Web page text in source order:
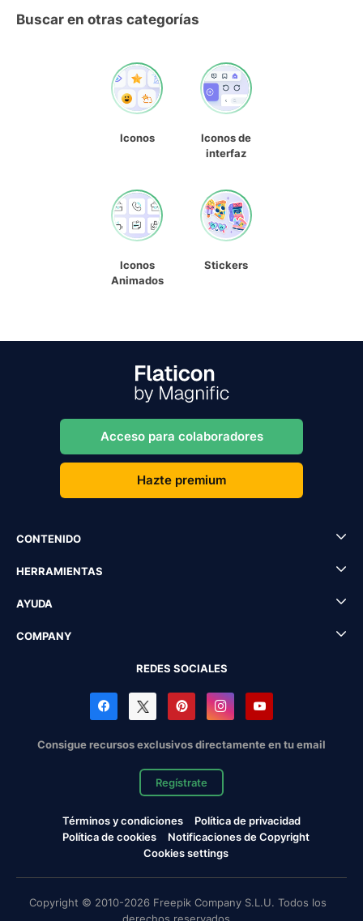
Buscar en otras categorías
Iconos
Iconos de
interfaz
Iconos
Animados
Stickers
Acceso para colaboradores
Hazte premium
CONTENIDO
HERRAMIENTAS
AYUDA
COMPANY
REDES SOCIALES
Consigue recursos exclusivos directamente en tu email
Regístrate
Términos y condiciones
Política de privacidad
Política de cookies
Notificaciones de Copyright
Cookies settings
Copyright © 2010-2026 Freepik Company S.L.U. Todos los